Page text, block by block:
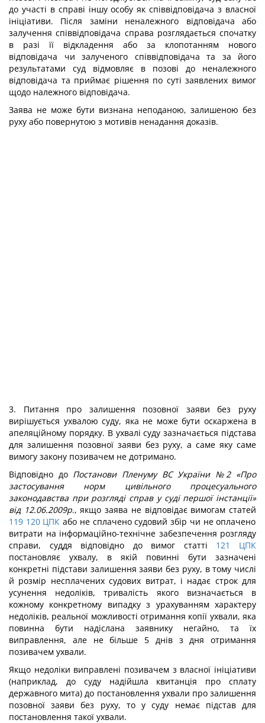
до участі в справі іншу особу як співвідповідача з власної
ініціативи. Після заміни неналежного відповідача або
залучення співвідповідача справа розглядається спочатку
в разі її відкладення або за клопотанням нового
відповідача чи залученого співвідповідача та за його
результатами суд відмовляє в позові до неналежного
відповідача та приймає рішення по суті заявлених вимог
щодо належного відповідача.
Заява не може бути визнана неподаною, залишеною без
руху або повернутою з мотивів ненадання доказів.
3. Питання про залишення позовної заяви без руху
вирішується ухвалою суду, яка не може бути оскаржена в
апеляційному порядку. В ухвалі суду зазначається підстава
для залишення позовної заяви без руху, а саме яку саме
вимогу закону позивачем не дотримано.
Відповідно до Постанови Пленуму ВС України №2 «Про
застосування норм цивільного процесуального
законодавства при розгляді справ у суді першої інстанції»
від 12.06.2009р., якщо заява не відповідає вимогам статей
119 120 ЦПК або не сплачено судовий збір чи не оплачено
витрати на інформаційно-технічне забезпечення розгляду
справи, суддя відповідно до вимог статті 121 ЦПК
постановляє ухвалу, в якій повинні бути зазначені
конкретні підстави залишення заяви без руху, в тому числі
й розмір несплачених судових витрат, і надає строк для
усунення недоліків, тривалість якого визначається в
кожному конкретному випадку з урахуванням характеру
недоліків, реальної можливості отримання копії ухвали, яка
повинна бути надіслана заявнику негайно, та їх
виправлення, але не більше 5 днів з дня отримання
позивачем ухвали.
Якщо недоліки виправлені позивачем з власної ініціативи
(наприклад, до суду надійшла квитанція про сплату
державного мита) до постановлення ухвали про залишення
позовної заяви без руху, то у суду немає підстав для
постановлення такої ухвали.